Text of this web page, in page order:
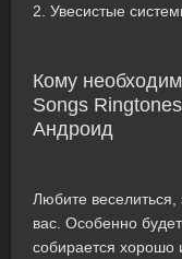
2. Увесистые
Кому
Songs
Андроид
Любите
вас. Особенно будет
собирается хорошо